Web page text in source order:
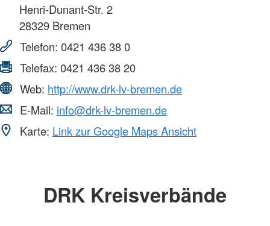
Henri-Dunant-Str. 2
28329 Bremen
Telefon: 0421 436 38 0
Telefax: 0421 436 38 20
Web: http://www.drk-lv-bremen.de
E-Mail: info@drk-lv-bremen.de
Karte: Link zur Google Maps Ansicht
DRK Kreisverbände